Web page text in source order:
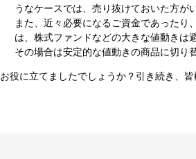
うなケースでは、売り抜けておいた方が
また、近々必要になるご資金であった
は、株式ファンドなどの大きな値動きは
その場合は安定的な値動きの商品に切り
お役に立てましたでしょうか？引き続き、